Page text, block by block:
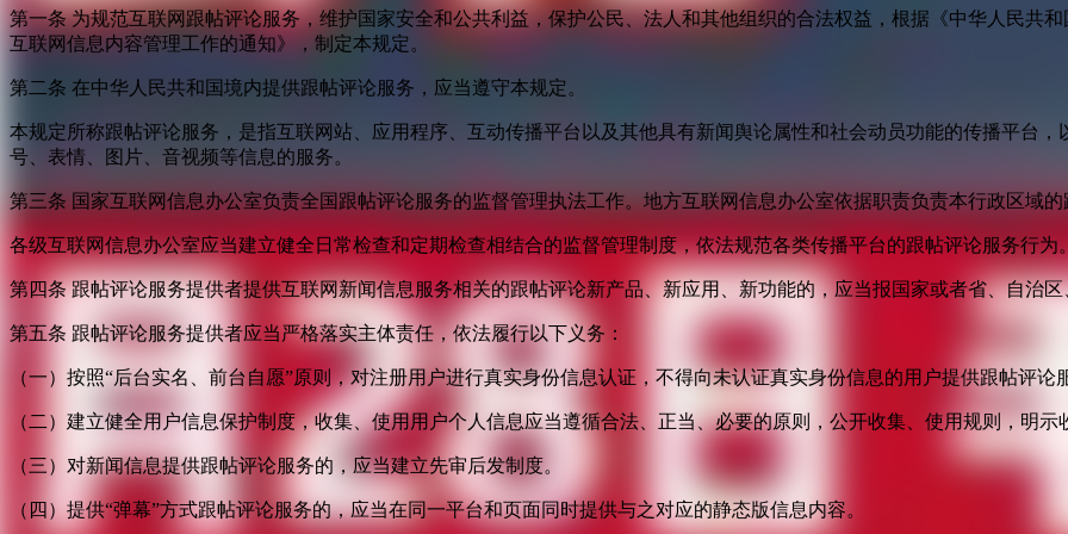
第一条 为规范互联网跟帖评论服务，维护国家安全和公共利益，保护公民、法人和其他组织的合法权益，根据《中华人民共
互联网信息内容管理工作的通知》，制定本规定。
第二条 在中华人民共和国境内提供跟帖评论服务，应当遵守本规定。
本规定所称跟帖评论服务，是指互联网站、应用程序、互动传播平台以及其他具有新闻舆论属性和社会动员功能的传播平台
号、表情、图片、音视频等信息的服务。
第三条 国家互联网信息办公室负责全国跟帖评论服务的监督管理执法工作。地方互联网信息办公室依据职责负责本行政区域
各级互联网信息办公室应当建立健全日常检查和定期检查相结合的监督管理制度，依法规范各类传播平台的跟帖评论服务行为
第四条 跟帖评论服务提供者提供互联网新闻信息服务相关的跟帖评论新产品、新应用、新功能的，应当报国家或者省、自治
第五条 跟帖评论服务提供者应当严格落实主体责任，依法履行以下义务：
（一）按照“后台实名、前台自愿”原则，对注册用户进行真实身份信息认证，不得向未认证真实身份信息的用户提供跟帖评论
（二）建立健全用户信息保护制度，收集、使用用户个人信息应当遵循合法、正当、必要的原则，公开收集、使用规则，明
（三）对新闻信息提供跟帖评论服务的，应当建立先审后发制度。
（四）提供“弹幕”方式跟帖评论服务的，应当在同一平台和页面同时提供与之对应的静态版信息内容。